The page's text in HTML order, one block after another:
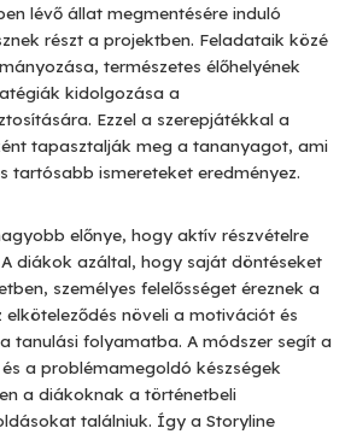
lévő állat megmentésére induló
részt a projektben. Feladataik közé
természetes élőhelyének
kidolgozása a
Ezzel a szerepjátékkal a
tapasztalják meg a tananyagot, ami
tartósabb ismereteket eredményez.
előnye, hogy aktív részvételre
diákok azáltal, hogy saját döntéseket
személyes felelősséget éreznek a
növeli a motivációt és
tanulási folyamatba. A módszer segít a
a problémamegoldó készségek
a diákoknak a történetbeli
találniuk. Így a Storyline